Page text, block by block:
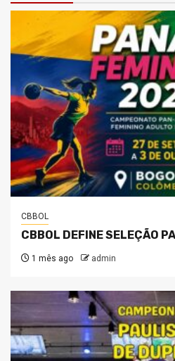
CBBOL
CBBOL DEFINE SELEÇÃO
1 mês ago admin